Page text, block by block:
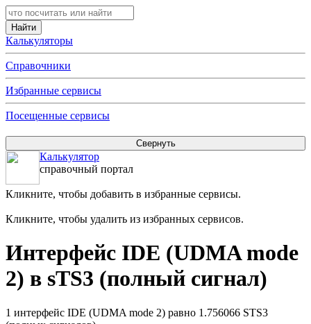
Калькуляторы
Справочники
Избранные сервисы
Посещенные сервисы
Калькулятор
справочный портал
Кликните, чтобы добавить в избранные сервисы.
Кликните, чтобы удалить из избранных сервисов.
Интерфейс IDE (UDMA mode
2) в sTS3 (полный сигнал)
1 интерфейс IDE (UDMA mode 2) равно 1.756066 STS3